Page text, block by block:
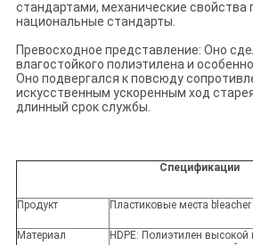
стандартами, механические
национальные стандарты.
Превосходное представление: Оно
влагостойкого полиэтилена и
Оно подвергался к повсюду
искусственным ускоренным ход
длинный срок службы.
Спецификации
Продукт Пластиковые места bleacher
Материал
HDPE: Полиэтилен высокой